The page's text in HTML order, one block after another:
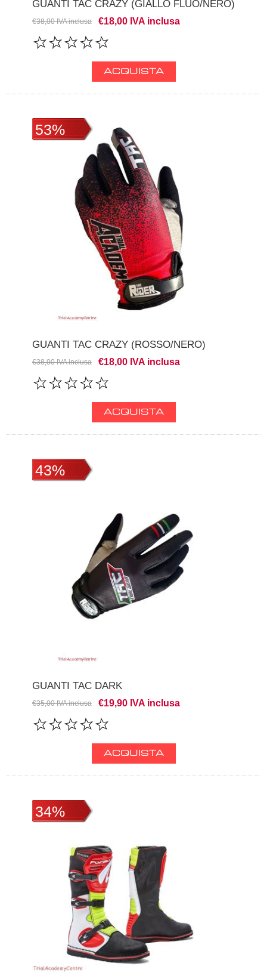
GUANTI TAC CRAZY (GIALLO FLUO/NERO)
€38,00 IVA inclusa €18,00 IVA inclusa
53%
GUANTI TAC CRAZY (ROSSO/NERO)
€38,00 IVA inclusa €18,00 IVA inclusa
43%
GUANTI TAC DARK
€35,00 IVA inclusa €19,90 IVA inclusa
34%